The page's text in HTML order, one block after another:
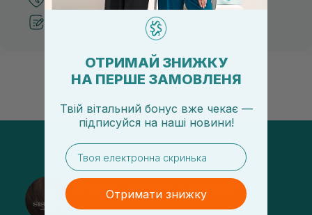
Рекомендації від косметологів
@sisters_stelmakh в Instagram
Підписатися
ОТРИМАЙ ЗНИЖКУ
НА ПЕРШЕ ЗАМОВЛЕНЯ
Твій вітальний бонус вже чекає —
підписуйся на наші новини!
email
Отримати знижку